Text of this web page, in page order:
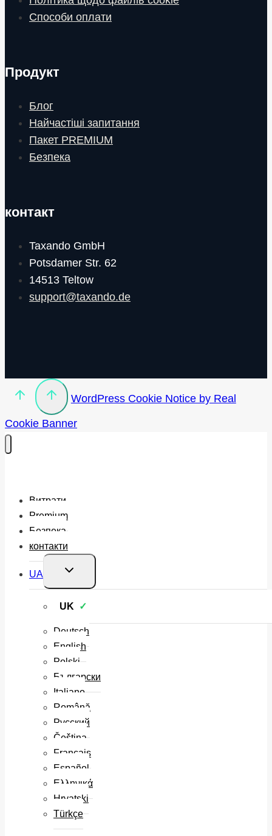
Способи оплати
Продукт
Блог
Найчастіші запитання
Пакет PREMIUM
Безпека
контакт
Taxando GmbH
Potsdamer Str. 62
14513 Teltow
support@taxando.de
WordPress Cookie Notice by Real
Cookie Banner
Витрати
Premium
Безпека
контакти
UA
Перемкнути
нащадка
UK
Deutsch
English
Polski
Български
Italiano
Română
Русский
Čeština
Français
Español
Ελληνικά
Hrvatski
Türkçe